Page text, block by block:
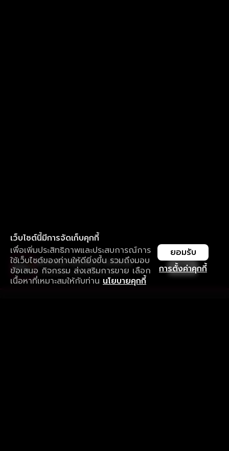
เว็บไซต์นี้มีการจัดเก็บคุกกี้
เพื่อเพิ่มประสิทธิภาพและประสบการณ์การ
ใช้เว็บไซต์ของท่านให้ดียิ่งขึ้น รวมถึงมอบ
ข้อเสนอ กิจกรรม ส่งเสริมการขาย เลือก
เนื้อหาที่เหมาะสมให้กับท่าน นโยบายคุกกี้
การตั้งค่าคุกกี้
ยอมรับ
ใช้งานแอป ลื่นไหลกว่า ไม่มีสะดุด
ดาวน์โหลดแอปเพื่อการรับชมที่ดีกว่า เปิด